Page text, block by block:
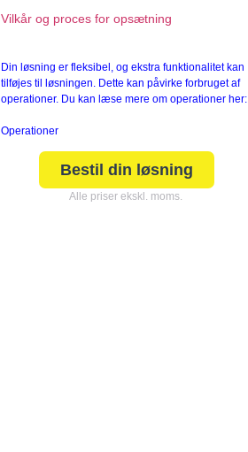
Vilkår og proces for opsætning
Din løsning er fleksibel, og ekstra funktionalitet kan
tilføjes til løsningen. Dette kan påvirke forbruget af
operationer. Du kan læse mere om operationer her:
Operationer
Bestil din løsning
Alle priser ekskl. moms.